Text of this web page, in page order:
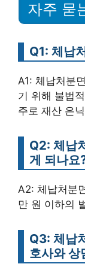
자주 묻
Q1: 체납
A1: 체납처분
기 위해 불법
주로 재산 은
Q2: 체납
게 되나요
A2: 체납처분
만 원 이하의
Q3: 체납
호사와 상